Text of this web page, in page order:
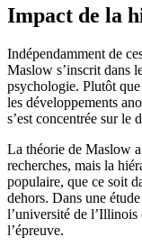
Impact de la
Indépendamment de
Maslow s’inscrit dans
psychologie. Plutôt
les développements
s’est concentrée sur le
La théorie de Maslow
recherches, mais la
populaire, que ce soit
dehors. Dans une
l’université de l’Illinois
l’épreuve.